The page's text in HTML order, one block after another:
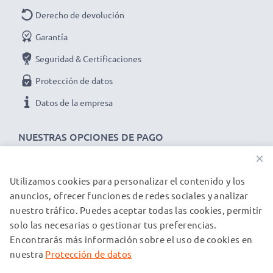
NUESTRAS OPCIONES DE PAGO
Derecho de devolución
Garantía
Seguridad & Certificaciones
Protección de datos
Datos de la empresa
NUESTROS PARTNERS DE ENVÍO
© subtel.es 2026
Todos los precios incluyen IVA y excluyen los costos de envío.
Tenga en cuenta que todas las marcas registradas que
×
Utilizamos cookies para personalizar el contenido y los
anuncios, ofrecer funciones de redes sociales y analizar
nuestro tráfico. Puedes aceptar todas las cookies, permitir
solo las necesarias o gestionar tus preferencias.
Encontrarás más información sobre el uso de cookies en
nuestra Protección de datos